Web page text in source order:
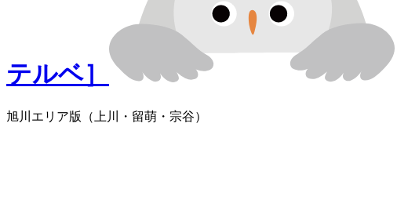
テルベ］
旭川エリア版 （上川・留萌・宗谷）